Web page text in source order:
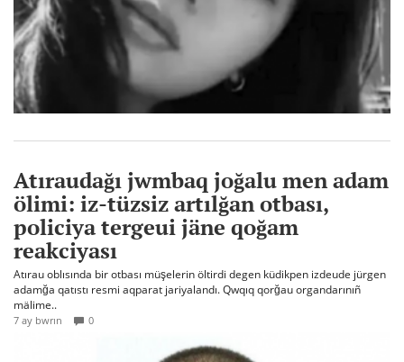
Atıraudağı jwmbaq joğalu men adam
ölimi: iz-tüzsiz artılğan otbası,
policiya tergeui jäne qoğam
reakciyası
Atırau oblısında bir otbası müşelerin öltirdi degen küdikpen izdeude jürgen
adamğa qatıstı resmi aqparat jariyalandı. Qwqıq qorğau organdarınıñ
mälime..
7 ay bwrın 0